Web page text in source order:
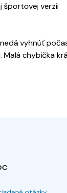
športovej verzii
vyhnúť
chybička